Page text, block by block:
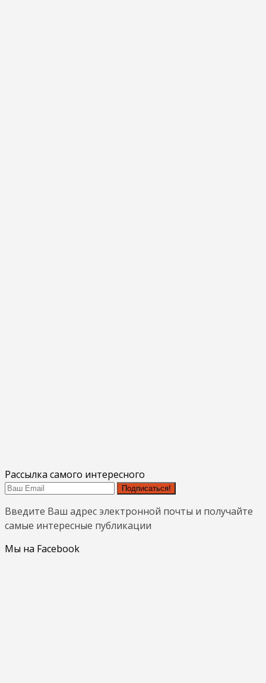
Рассылка самого интересного
Подписаться!
Введите Ваш адрес электронной почты и получайте
самые интересные публикации
Мы на Facebook